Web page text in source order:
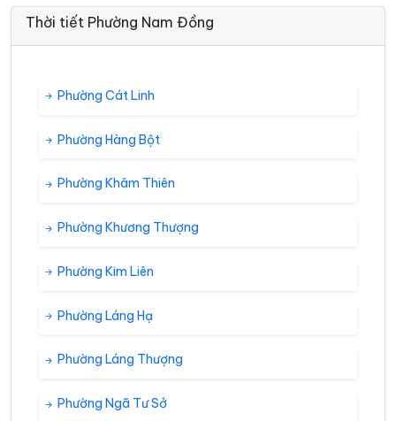
Thời tiết Phường Nam Đồng
Phường Cát Linh
Phường Hàng Bột
Phường Khâm Thiên
Phường Khương Thượng
Phường Kim Liên
Phường Láng Hạ
Phường Láng Thượng
Phường Ngã Tư Sở